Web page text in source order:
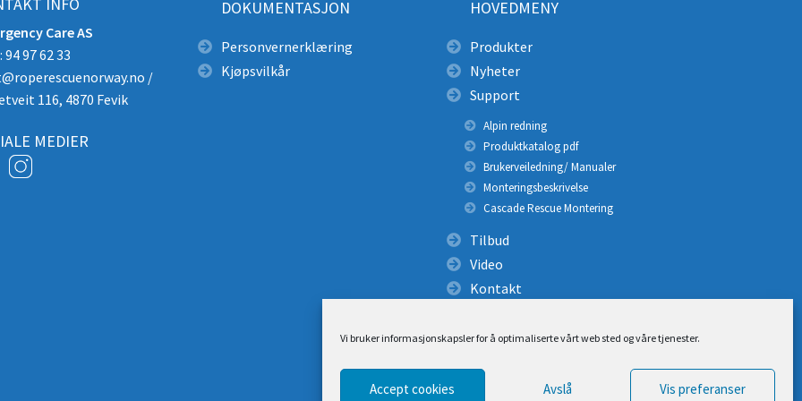
Vi bruker informasjonskapsler for å optimaliserte vårt web sted og våre tjenester.
Accept cookies Avslå Vis preferanser
Care AS
94 97 62 33
/
116, 4870 Fevik
MEDIER
DOKUMENTASJON
Personvernerklæring
Kjøpsvilkår
HOVEDMENY
Produkter
Nyheter
Support
Alpin redning
Produktkatalog pdf
Brukerveiledning/ Manualer
Monteringsbeskrivelse
Cascade Rescue Montering
Tilbud
Video
Kontakt